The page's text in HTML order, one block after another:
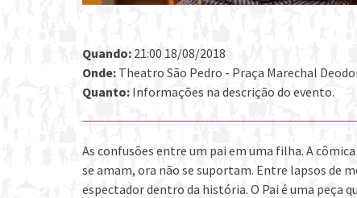
Quando: 21:00 18/08/2018
Onde: Theatro São Pedro - Praça Marechal
Quanto: Informações na descrição do evento.
As confusões entre um pai em uma filha. A
se amam, ora não se suportam. Entre lapsos de
espectador dentro da história. O Pai é uma peça